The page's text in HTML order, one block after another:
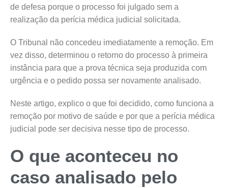
de defesa porque o processo foi julgado sem a
realização da perícia médica judicial solicitada.
O Tribunal não concedeu imediatamente a remoção. Em
vez disso, determinou o retorno do processo à primeira
instância para que a prova técnica seja produzida com
urgência e o pedido possa ser novamente analisado.
Neste artigo, explico o que foi decidido, como funciona a
remoção por motivo de saúde e por que a perícia médica
judicial pode ser decisiva nesse tipo de processo.
O que aconteceu no
caso analisado pelo